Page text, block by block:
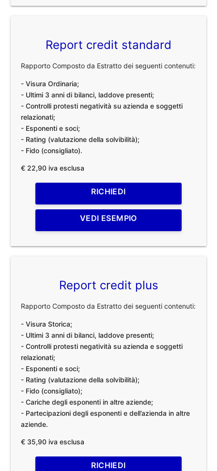
Report credit standard
Rapporto Composto da Estratto dei seguenti contenuti:
- Visura Ordinaria;
- Ultimi 3 anni di bilanci, laddove presenti;
- Controlli protesti negatività su azienda e soggetti
relazionati;
- Esponenti e soci;
- Rating (valutazione della solvibilità);
- Fido (consigliato).
€ 22,90 iva esclusa
RICHIEDI
VEDI ESEMPIO
Report credit plus
Rapporto Composto da Estratto dei seguenti contenuti:
- Visura Storica;
- Ultimi 3 anni di bilanci, laddove presenti;
- Controlli protesti negatività su azienda e soggetti
relazionati;
- Esponenti e soci;
- Rating (valutazione della solvibilità);
- Fido (consigliato);
- Cariche degli esponenti in altre aziende;
- Partecipazioni degli esponenti e dell’azienda in altre
aziende.
€ 35,90 iva esclusa
RICHIEDI